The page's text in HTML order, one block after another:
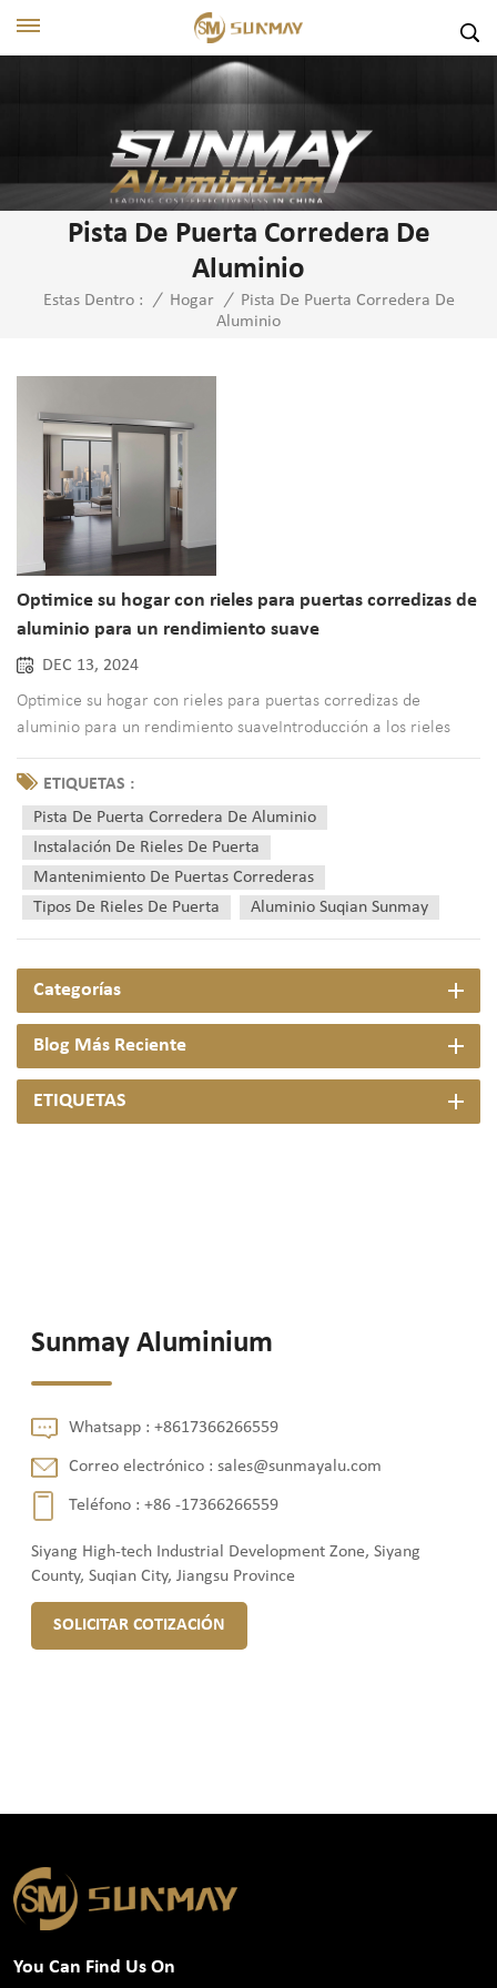
Pista De Puerta Corredera De
Aluminio
Estas Dentro : / Hogar /
Pista De Puerta Corredera De
Aluminio
Optimice su hogar con rieles para puertas corredizas de
aluminio para un rendimiento suave
DEC 13, 2024
Optimice su hogar con rieles para puertas corredizas de
aluminio para un rendimiento suaveIntroducción a los rieles
para puertas corredizas de aluminioEn el ámbito de la
arquitectura moderna, tanto los espacios residenciales como
comerciales adoptan cada vez más el diseño elegante y
funcional de ri...
ETIQUETAS :
Pista De Puerta Corredera De Aluminio
Instalación De Rieles De Puerta
Mantenimiento De Puertas Correderas
Tipos De Rieles De Puerta
Aluminio Suqian Sunmay
Categorías
Blog Más Reciente
ETIQUETAS
Sunmay Aluminium
Whatsapp :+8617366266559
Correo electrónico :sales@sunmayalu.com
Teléfono :+86 -17366266559
Siyang High-tech Industrial Development Zone, Siyang
County, Suqian City, Jiangsu Province
SOLICITAR COTIZACIÓN
You Can Find Us On